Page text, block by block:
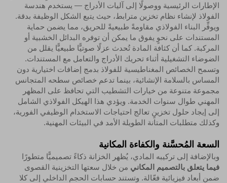
الإطارات الرئيسية ووصولًا إلى آليات الأدراج — يستخدم هندسة
الفولاذ لإنشاء نظام تخزين مترابط، حيث يتبع الشكل الوظيفة بدقة.
ويوفِّر البناء الفولاذي مقاومةً طبيعيةً للحريق، مما يضمن حماية
المستندات على نحوٍ يفوق ما يمكن أن توفره البدائل الخشبية أو
المركبة. كما أن كثافة المادة تُحدث عزلًا صوتيًّا طبيعيًّا يقلل من
الضوضاء التشغيلية أثناء تحريك الأدراج والتعامل مع المستندات.
وتسمح الخصائص المغناطيسية للفولاذ بدمج إضافات اختيارية دون
المساس بالسلامة الإنشائية، بينما تدعم خصائص سطحه المتجانس
مجموعة متنوعة من خيارات التشطيب التي تحافظ على المظهر
المهني طوال سنوات الخدمة. ويؤدي هذا الهيكل الفولاذي الشامل
إلى إيجاد حلول تخزينٍ تعالج احتياجات الاستخدام الوظيفي الفورية،
وكذلك متطلبات المتانة الطويلة الأمد في البيئات المهنية.
السعة المُحسَّنة والكفاءة المكانية
وبالإضافة إلى تركيبه المادي، يُظهر الخزانة ذكاءً تصميميًّا متطورًا
فيما يتعلق بالتصميم المكاني من خلال سعتها التخزينية القصوى
ضمن أبعاد فيزيائية فعّالة. وتستند حسابات الحجم الداخلي إلى كلا